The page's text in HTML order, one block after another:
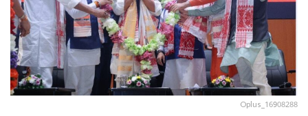
Oplus_16908288